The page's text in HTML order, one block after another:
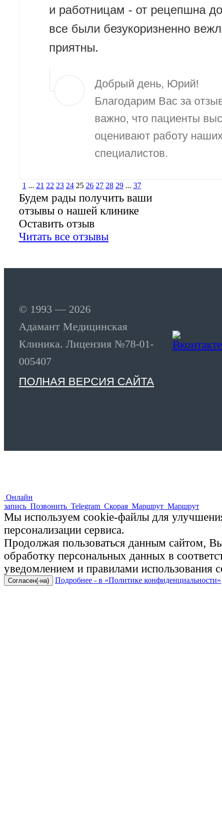
и работницам - от рецепшна
все были безукоризненно
приятны.
Добрый день, Юрий!
Благодарим Вас за
важно, что пациенты
оценивают работу
специалистов.
1 ... 21 22 23 24 25 26 27 28 29 ... 37
Будем рады получить ваши
отзывы о нашей клинике
Оставить отзыв
Читать все отзывы
© 1993 — 2026
Адамант Медицинская
Клиника. Лицензия №78-01-
005407
ПОЛНАЯ ВЕРСИЯ САЙТА
Онлайн
запись Позвонить Telegram Скорая Маршрут Маршрут
Мы используем cookie-файлы для
персонализации сервиса.
Продолжая пользоваться данным сайтом, Вы
обработку персональных данных в
уведомлением и правилами использования
Согласен(-на) Подробнее - в «Политике конфиденциальности»